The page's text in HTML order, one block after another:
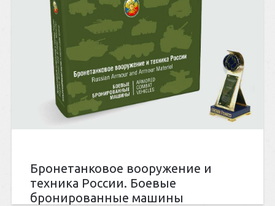
Бронетанковое вооружение и
техника России. Боевые
бронированные машины